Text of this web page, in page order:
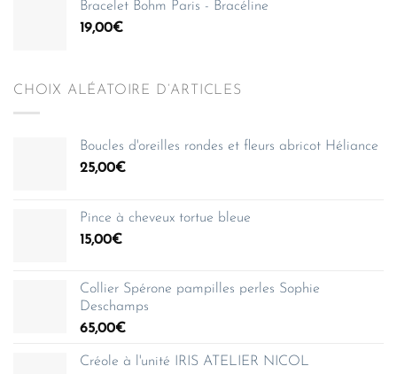
Bracelet Bohm Paris - Bracéline
19,00€
CHOIX ALÉATOIRE D’ARTICLES
Boucles d'oreilles rondes et fleurs abricot Héliance
25,00€
Pince à cheveux tortue bleue
15,00€
Collier Spérone pampilles perles Sophie
Deschamps
65,00€
Créole à l'unité IRIS ATELIER NICOL